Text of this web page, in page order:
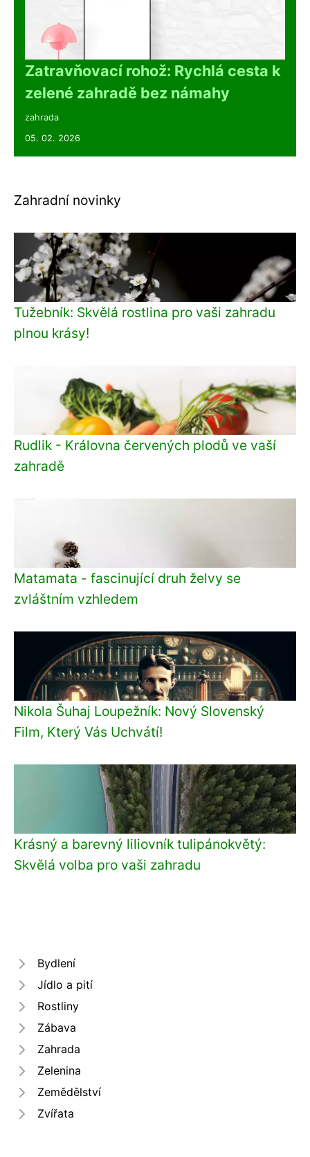
Zatravňovací rohož: Rychlá cesta k
zelené zahradě bez námahy
zahrada
05. 02. 2026
Zahradní novinky
Tužebník: Skvělá rostlina pro vaši zahradu
plnou krásy!
Rudlik - Královna červených plodů ve vaší
zahradě
Matamata - fascinující druh želvy se
zvláštním vzhledem
Nikola Šuhaj Loupežník: Nový Slovenský
Film, Který Vás Uchvátí!
Krásný a barevný liliovník tulipánokvětý:
Skvělá volba pro vaši zahradu
Bydlení
Jídlo a pití
Rostliny
Zábava
Zahrada
Zelenina
Zemědělství
Zvířata